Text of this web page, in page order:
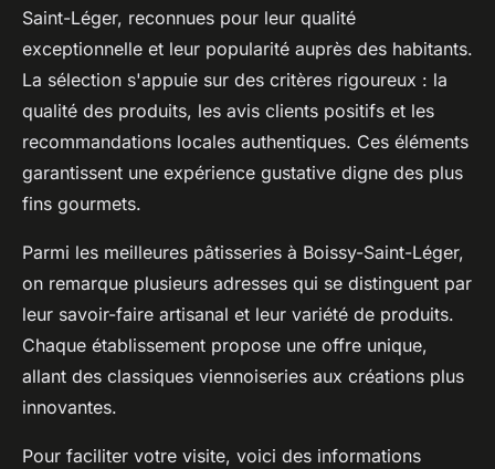
Saint-Léger, reconnues pour leur qualité
exceptionnelle et leur popularité auprès des habitants.
La sélection s'appuie sur des critères rigoureux : la
qualité des produits, les avis clients positifs et les
recommandations locales authentiques. Ces éléments
garantissent une expérience gustative digne des plus
fins gourmets.
Parmi les meilleures pâtisseries à Boissy-Saint-Léger,
on remarque plusieurs adresses qui se distinguent par
leur savoir-faire artisanal et leur variété de produits.
Chaque établissement propose une offre unique,
allant des classiques viennoiseries aux créations plus
innovantes.
Pour faciliter votre visite, voici des informations